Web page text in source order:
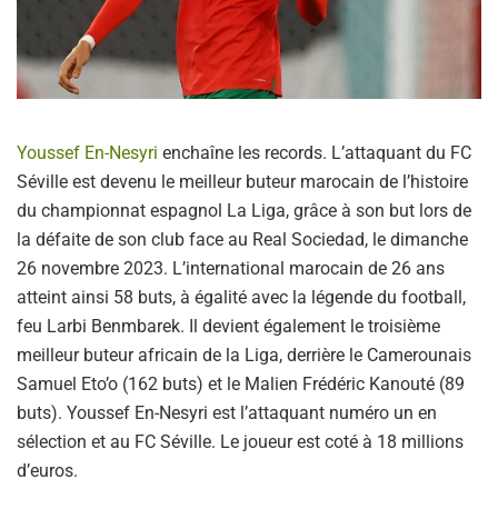
Youssef En-Nesyri enchaîne les records. L’attaquant du FC
Séville est devenu le meilleur buteur marocain de l’histoire
du championnat espagnol La Liga, grâce à son but lors de
la défaite de son club face au Real Sociedad, le dimanche
26 novembre 2023. L’international marocain de 26 ans
atteint ainsi 58 buts, à égalité avec la légende du football,
feu Larbi Benmbarek. Il devient également le troisième
meilleur buteur africain de la Liga, derrière le Camerounais
Samuel Eto’o (162 buts) et le Malien Frédéric Kanouté (89
buts). Youssef En-Nesyri est l’attaquant numéro un en
sélection et au FC Séville. Le joueur est coté à 18 millions
d’euros.